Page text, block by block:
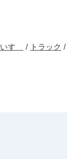
いすゞ / トラック /